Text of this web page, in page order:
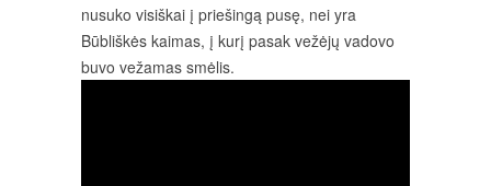
nusuko visiškai į priešingą pusę, nei yra
Būbliškės kaimas, į kurį pasak vežėjų vadovo
buvo vežamas smėlis.